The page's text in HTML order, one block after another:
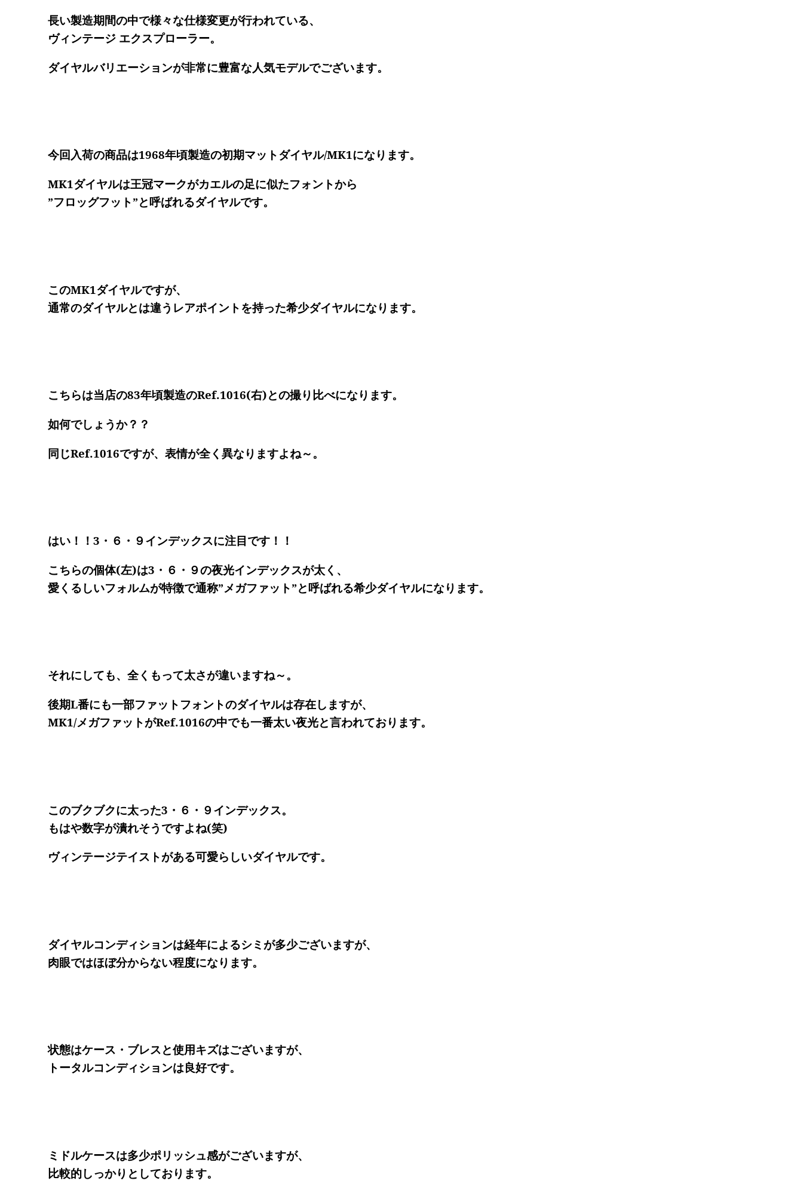
長い製造期間の中で様々な仕様変更が行われている、
ヴィンテージ エクスプローラー。
ダイヤルバリエーションが非常に豊富な人気モデルでございます。
今回入荷の商品は1968年頃製造の初期マットダイヤル/MK1になります。
MK1ダイヤルは王冠マークがカエルの足に似たフォントから
”フロッグフット”と呼ばれるダイヤルです。
このMK1ダイヤルですが、
通常のダイヤルとは違うレアポイントを持った希少ダイヤルになります。
こちらは当店の83年頃製造のRef.1016(右)との撮り比べになります。
如何でしょうか？？
同じRef.1016ですが、表情が全く異なりますよね～。
はい！！3・６・９インデックスに注目です！！
こちらの個体(左)は3・６・９の夜光インデックスが太く、
愛くるしいフォルムが特徴で通称”メガファット”と呼ばれる希少ダイヤルになります。
それにしても、全くもって太さが違いますね～。
後期L番にも一部ファットフォントのダイヤルは存在しますが、
MK1/メガファットがRef.1016の中でも一番太い夜光と言われております。
このブクブクに太った3・６・９インデックス。
もはや数字が潰れそうですよね(笑)
ヴィンテージテイストがある可愛らしいダイヤルです。
ダイヤルコンディションは経年によるシミが多少ございますが、
肉眼ではほぼ分からない程度になります。
状態はケース・ブレスと使用キズはございますが、
トータルコンディションは良好です。
ミドルケースは多少ポリッシュ感がございますが、
比較的しっかりとしております。